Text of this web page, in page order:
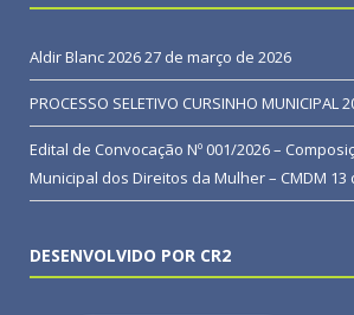
Aldir Blanc 202627 de março de 2026
PROCESSO SELETIVO CURSINHO MUNICIPAL
Edital de Convocação Nº 001/2026 –
Municipal dos Direitos da Mulher – CMDM 13
DESENVOLVIDO POR CR2